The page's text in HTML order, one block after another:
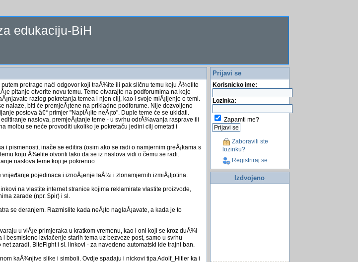
edukaciju-BiH
putem pretrage naći odgovor koji traÅ¾ite ili pak sličnu temu koju Å¾elite
pitanje otvorite novu temu. Teme otvarajte na podforumima na koje
razlog pokretanja temea i njen cilj, kao i svoje miÅ¡ljenje o temi.
nalaze, biti će premjeÅ¡tene na prikladne podforume. Nije dozvoljeno
postova â€“ primjer "NapiÅ¡ite neÅ¡to". Duple teme će se ukidati.
naslova, premjeÅ¡tanje teme - u svrhu odrÅ¾avanja rasprave ili
molbu se neće provoditi ukoliko je pokretaču jedini cilj ometati i
i pismenosti, inače se editira (osim ako se radi o namjernim greÅ¡kama s
koju Å¾elite otvoriti tako da se iz naslova vidi o čemu se radi.
naslova teme koji je pokrenuo.
pojedinaca i iznoÅ¡enje laÅ¾i i zlonamjernih izmiÅ¡ljotina.
na vlastite internet stranice kojima reklamirate vlastite proizvode,
zarade (npr. $pir) i sl.
se deranjem. Razmislite kada neÅ¡to naglaÅ¡avate, a kada je to
u viÅ¡e primjeraka u kratkom vremenu, kao i oni koji se kroz duÅ¾i
besmisleno izvlačenje starih tema uz bezveze post, samo u svrhu
zaradi, BiteFight i sl. linkovi - za navedeno automatski ide trajni ban.
kaÅ¾njive slike i simboli. Ovdje spadaju i nickovi tipa Adolf_Hitler ka i
Prijavi se
Korisnicko ime:
Lozinka:
Zapamti me?
Zaboravili ste
lozinku?
Registriraj se
Izdvojeno